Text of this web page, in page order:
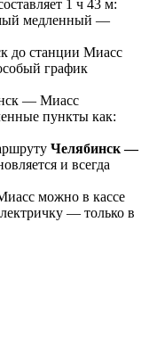
1 ч 43 м:
медленный —
до станции Миасс
график
— Миасс
пункты как:
Челябинск —
и всегда
можно в кассе
— только в